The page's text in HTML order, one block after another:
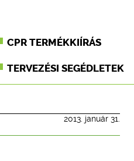
CPR TERMÉKKIÍRÁS
TERVEZÉSI SEGÉDLETEK
2013. január 31.